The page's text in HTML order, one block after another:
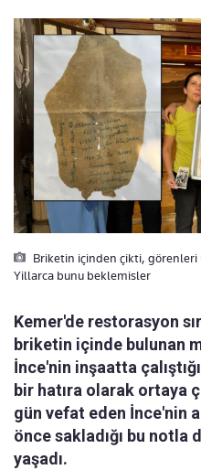
Briketin içinden çikti,
Yillarca bunu beklemisler
Kemer'de restorasyon
briketin içinde bulunan
İnce'nin inşaatta
bir hatıra olarak ortaya
gün vefat eden İnce'nin
önce sakladığı bu notla
yaşadı.